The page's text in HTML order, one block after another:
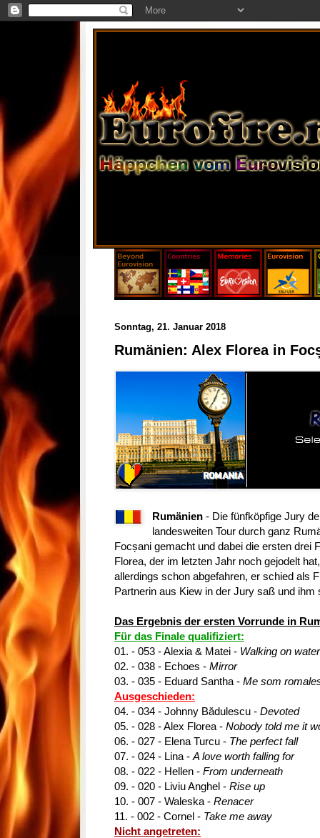
Sonntag, 21. Januar 2018
Rumänien: Alex Florea in
Rumänien- Die fünfköpfige Jury
landesweiten Tour durch ganz
Focșani gemacht und dabei die ersten drei
Florea, der im letzten Jahr noch gejodelt
allerdings schon abgefahren, er schied als
Partnerin aus Kiew in der Jury saß und ihm
Das Ergebnis der ersten Vorrunde in
Für das Finale qualifiziert:
01. - 053 - Alexia & Matei - Walking on water
02. - 038 - Echoes - Mirror
03. - 035 - Eduard Santha - Me som
Ausgeschieden:
04. - 034 - Johnny Bădulescu - Devoted
05. - 028 - Alex Florea - Nobody told me it
06. - 027 - Elena Turcu - The perfect fall
07. - 024 - Lina - A love worth falling for
08. - 022 - Hellen - From underneath
09. - 020 - Liviu Anghel - Rise up
10. - 007 - Waleska - Renacer
11. - 002 - Cornel - Take me away
Nicht angetreten: